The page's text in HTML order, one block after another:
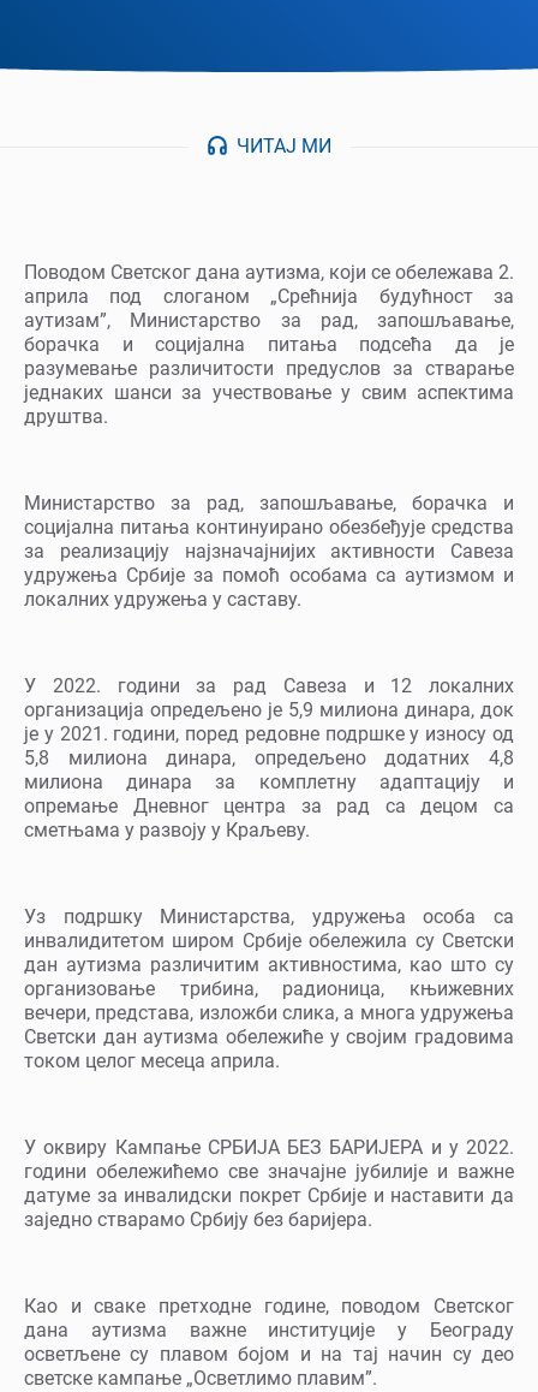
ЧИТАЈ МИ
Поводом Светског дана аутизма, који се обележава 2.
априла под слоганом „Срећнија будућност за
аутизам”, Министарство за рад, запошљавање,
борачка и социјална питања подсећа да је
разумевање различитости предуслов за стварање
једнаких шанси за учествовање у свим аспектима
друштва.
Министарство за рад, запошљавање, борачка и
социјална питања континуирано обезбеђује средства
за реализацију најзначајнијих активности Савеза
удружења Србије за помоћ особама са аутизмом и
локалних удружења у саставу.
У 2022. години за рад Савеза и 12 локалних
организација опредељено је 5,9 милиона динара, док
је у 2021. години, пoред редовне подршке у износу од
5,8 милиона динара, опредељено додатних 4,8
милиона динара за комплетну адаптацију и
опремање Дневног центра за рад са децом са
сметњама у развоју у Краљеву.
Уз подршку Министарства, удружења особа са
инвалидитетом широм Србије обележила су Светски
дан аутизма различитим активностима, као што су
организовање трибина, радионица, књижевних
вечери, представа, изложби слика, а многа удружења
Светски дан аутизма обележиће у својим градовима
током целог месеца априла.
У оквиру Кампање СРБИЈА БЕЗ БАРИЈЕРА и у 2022.
години обележићемо све значајне јубилије и важне
датуме за инвалидски покрет Србије и наставити да
заједно стварамо Србију без баријера.
Као и сваке претходне године, поводом Светског
дана аутизма важне институције у Београду
осветљене су плавом бојом и на тај начин су део
светске кампање „Осветлимо плавим”.